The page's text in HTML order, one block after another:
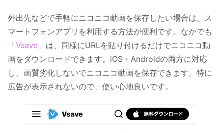
外出先などで手軽にニコニコ動画を保存したい場合は、ス
マートフォンアプリを利用する方法が便利です。なかでも
「Vsave」 は、同様にURLを貼り付けるだけでニコニコ動
画をダウンロードできます。iOS・Androidの両方に対応
し、画質劣化しないでニコニコ動画を保存できます。特に
広告が表示されないので、使い心地良いです。